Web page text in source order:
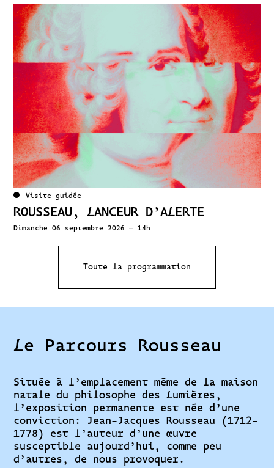
Visite guidée
ROUSSEAU, LANCEUR D’ALERTE
Dimanche 06 septembre 2026 – 14h
Toute la programmation
Le Parcours Rousseau
Située à l’emplacement même de la maison
natale du philosophe des Lumières,
l’exposition permanente est née d’une
conviction: Jean-Jacques Rousseau (1712-
1778) est l’auteur d’une œuvre
susceptible aujourd’hui, comme peu
d’autres, de nous provoquer.